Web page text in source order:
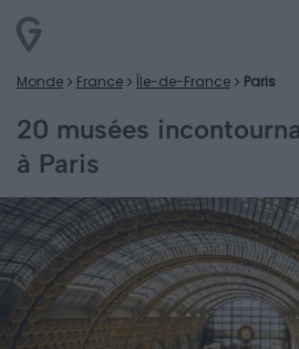
Monde France Île-de-France Paris
20 musées
à Paris